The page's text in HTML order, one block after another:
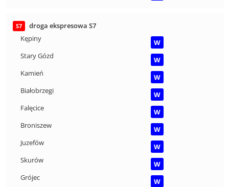
S7
droga ekspresowa S7
Kępiny
W
Stary Gózd
W
Kamień
W
Białobrzegi
W
Falęcice
W
Broniszew
W
Juzefów
W
Skurów
W
Grójec
W